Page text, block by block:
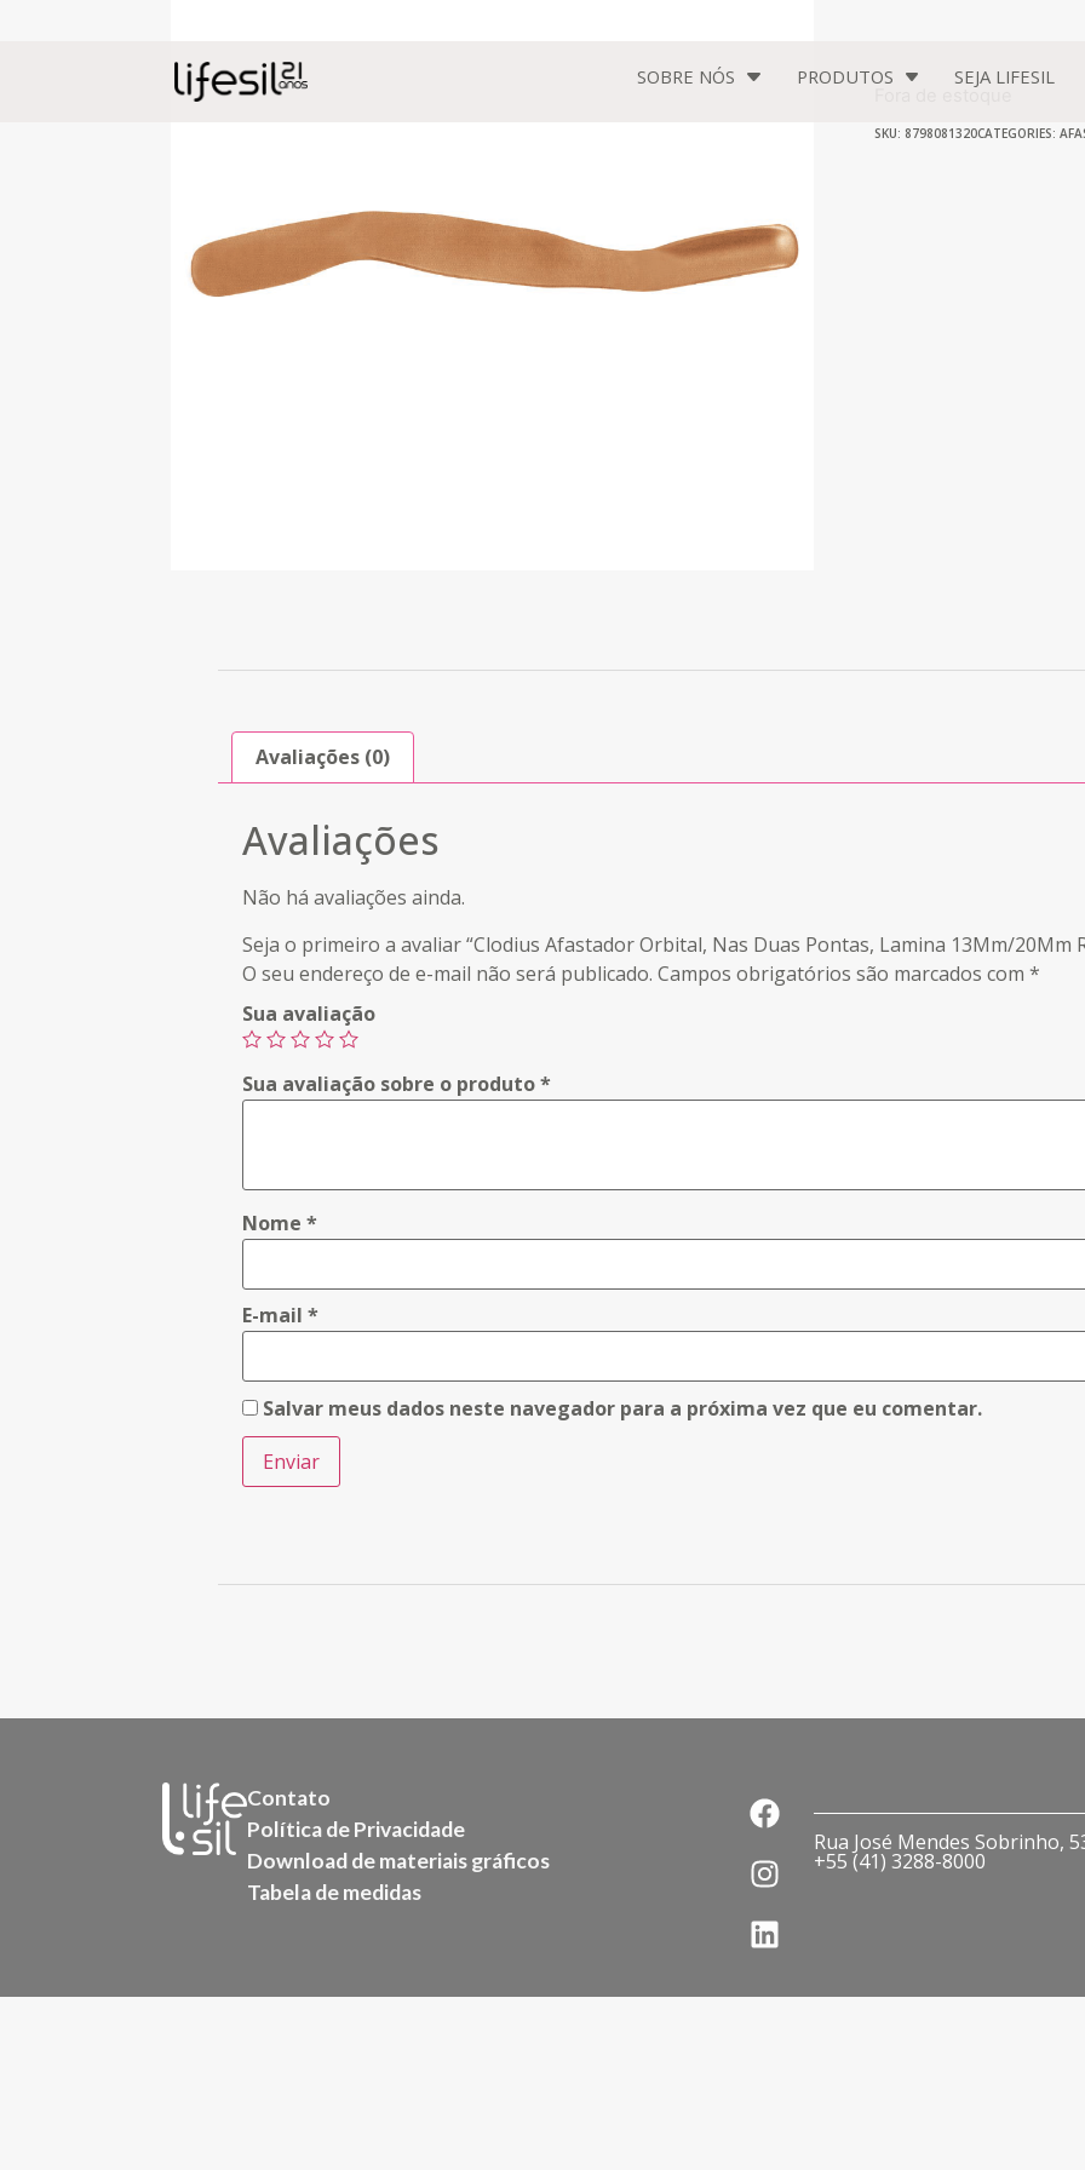
SOBRE NÓS PRODUTOS SEJA LIFESIL
SKU: 8798081320CATEGORIES:
Avaliações (0)
Avaliações
Não há avaliações ainda.
Seja o primeiro a avaliar “Clodius Afastador Orbital, Nas Duas Pontas, Lamina 13Mm/20Mm
O seu endereço de e-mail não será publicado. Campos obrigatórios são marcados com *
Sua avaliação
Sua avaliação sobre o produto*
Nome *
E-mail *
Salvar meus dados neste navegador para a próxima vez que eu comentar.
Contato
Política de Privacidade
Download de materiais gráficos
Tabela de medidas
Rua José Mendes Sobrinho,
+55 (41) 3288-8000